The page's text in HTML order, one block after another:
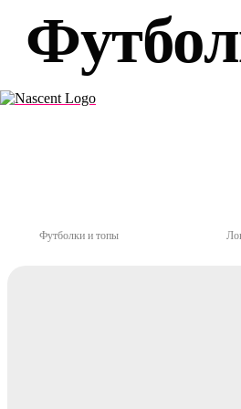
Футболки и топы